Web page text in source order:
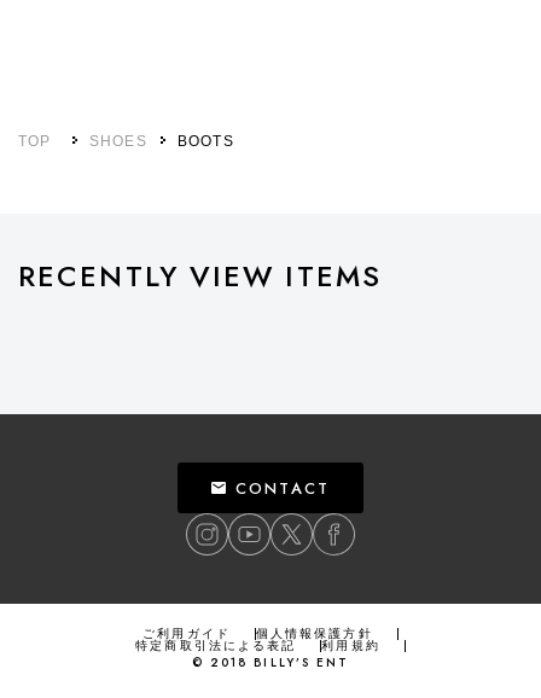
TOP SHOES BOOTS
RECENTLY VIEW ITEMS
CONTACT
ご利用ガイド 個人情報保護方針
特定商取引法による表記
利用規約
© 2018 BILLY’S ENT